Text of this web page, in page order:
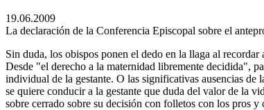
19.06.2009
La declaración de la Conferencia Episcopal sobre el
Sin duda, los obispos ponen el dedo en la llaga al
Desde "el derecho a la maternidad libremente decidida",
individual de la gestante. O las significativas ausencias
se quiere conducir a la gestante que duda del valor de la
sobre cerrado sobre su decisión con folletos con los pros